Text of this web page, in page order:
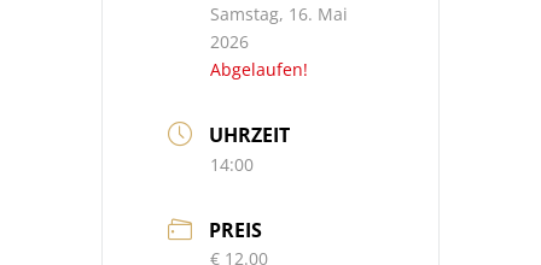
Samstag, 16. Mai
2026
Abgelaufen!
UHRZEIT
14:00
PREIS
€ 12.00